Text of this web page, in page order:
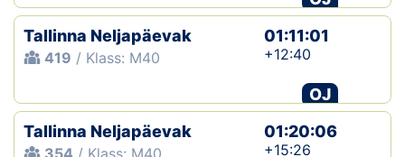
Tallinna Neljapäevak
419 / Klass: M40
01:11:01
+12:40
OJ
Tallinna Neljapäevak
354 / Klass: M40
01:20:06
+15:26